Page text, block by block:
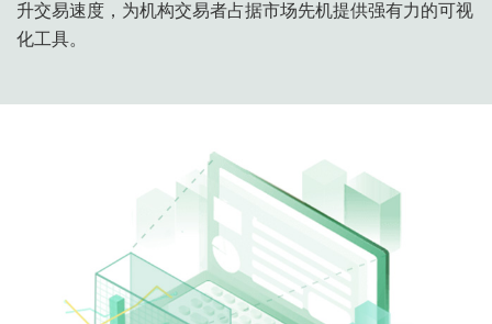
升交易速度，为机构交易者占据市场先机提供强有力的可视
化工具。